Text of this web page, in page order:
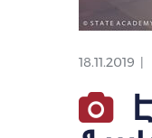
18.11.2019